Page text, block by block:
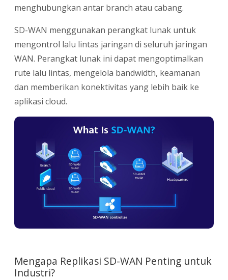
menghubungkan antar branch atau cabang.
SD-WAN menggunakan perangkat lunak untuk
mengontrol lalu lintas jaringan di seluruh jaringan
WAN. Perangkat lunak ini dapat mengoptimalkan
rute lalu lintas, mengelola bandwidth, keamanan
dan memberikan konektivitas yang lebih baik ke
aplikasi cloud.
Mengapa Replikasi SD-WAN Penting untuk
Industri?